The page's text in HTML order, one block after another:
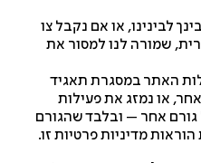
או אם נקבל צו
לנו למסור את
במסגרת תאגיד
נמזג את פעילות
אחר – ובלבד שהגורם
מדיניות פרטיות זו.